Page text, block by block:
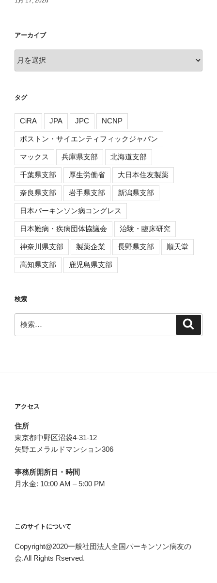
アーカイブ
ー
ブ
タグ
CiRA JPA JPC NCNP
ボストン・サイエンティフィックジャパン
マックス 兵庫県支部 北海道支部
千葉県支部 厚生労働省 大日本住友製薬
奈良県支部 岩手県支部 新潟県支部
日本パーキンソン病コングレス
日本難病・疾病団体協議会 治験・臨床研究
神奈川県支部 製薬企業 長野県支部 順天堂
高知県支部 鹿児島県支部
検索
索:
アクセス
住所
東京都中野区沼袋4-31-12
矢野エメラルドマンション306
事務所開所日・時間
月水金: 10:00 AM – 5:00 PM
このサイトについて
Copyright@2020一般社団法人全国パーキンソン病友の
会.All Rights Rserved.